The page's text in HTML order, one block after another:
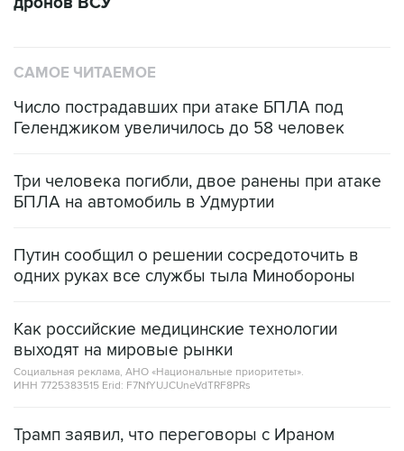
САМОЕ ЧИТАЕМОЕ
Число пострадавших при атаке БПЛА под
Геленджиком увеличилось до 58 человек
Три человека погибли, двое ранены при атаке
БПЛА на автомобиль в Удмуртии
Путин сообщил о решении сосредоточить в
одних руках все службы тыла Минобороны
Как российские медицинские технологии
выходят на мировые рынки
Социальная реклама, АНО «Национальные приоритеты».
ИНН 7725383515 Erid: F7NfYUJCUneVdTRF8PRs
Трамп заявил, что переговоры с Ираном